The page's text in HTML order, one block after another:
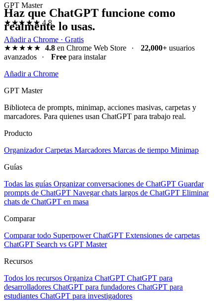
GPT Master
★★★★★ 4.8
Añadir a Chrome · Gratis
Haz que ChatGPT funcione como
realmente lo usas.
★★★★★ 4.8en Chrome Web Store · 22,000+usuarios
avanzados
· Free para instalar
Añadir a Chrome
GPT Master
Biblioteca de prompts, minimap, acciones masivas, carpetas y
marcadores. Para quienes usan ChatGPT para trabajo real.
Producto
OrganizadorCarpetas Marcadores Marcas de tiempo Minimap
Guías
Todas las guías Organizar conversaciones de ChatGPT Guardar
prompts de ChatGPT Navegar chats largos de ChatGPT Eliminar
chats de ChatGPT en masa
Comparar
Comparar todo Superpower ChatGPT Extensiones de carpetas
ChatGPT Search vs GPT Master
Recursos
Todos los recursos Organiza ChatGPT ChatGPT para
desarrolladores ChatGPT para fundadores ChatGPT para
estudiantes ChatGPT para investigadores